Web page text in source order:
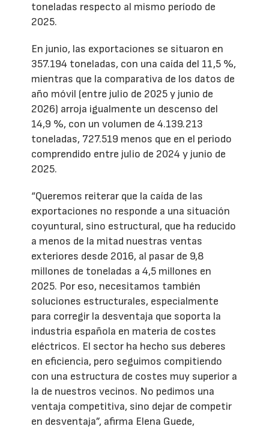
toneladas respecto al mismo período de
2025.
En junio, las exportaciones se situaron en
357.194 toneladas, con una caída del 11,5 %,
mientras que la comparativa de los datos de
año móvil (entre julio de 2025 y junio de
2026) arroja igualmente un descenso del
14,9 %, con un volumen de 4.139.213
toneladas, 727.519 menos que en el periodo
comprendido entre julio de 2024 y junio de
2025.
“Queremos reiterar que la caída de las
exportaciones no responde a una situación
coyuntural, sino estructural, que ha reducido
a menos de la mitad nuestras ventas
exteriores desde 2016, al pasar de 9,8
millones de toneladas a 4,5 millones en
2025. Por eso, necesitamos también
soluciones estructurales, especialmente
para corregir la desventaja que soporta la
industria española en materia de costes
eléctricos. El sector ha hecho sus deberes
en eficiencia, pero seguimos compitiendo
con una estructura de costes muy superior a
la de nuestros vecinos. No pedimos una
ventaja competitiva, sino dejar de competir
en desventaja”, afirma Elena Guede,